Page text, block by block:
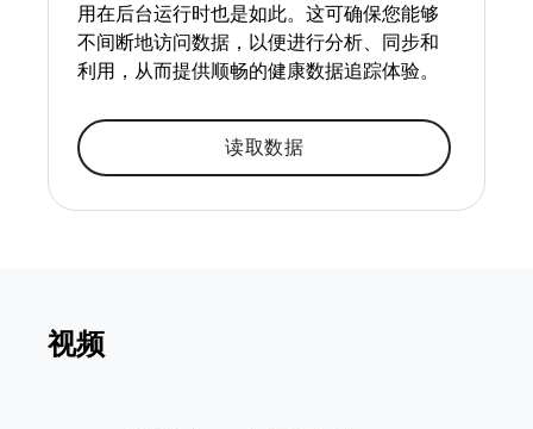
用在后台运行时也是如此。这可确保您能够
不间断地访问数据，以便进行分析、同步和
利用，从而提供顺畅的健康数据追踪体验。
读取数据
视频